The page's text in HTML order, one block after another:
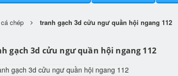
chép tranh gạch 3d cửu ngư quần hội ngang 112
gạch 3d cửu ngư quần hội ngang 112